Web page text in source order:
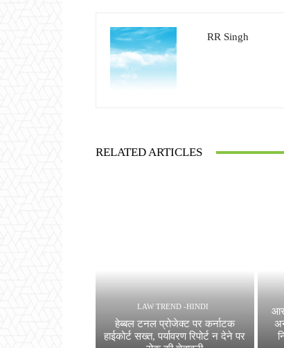
RR Singh
RELATED ARTICLES
LAW TREND -HINDI
हेब्बल टनल प्रोजेक्ट पर कर्नाटक
हाईकोर्ट सख्त, पर्यावरण रिपोर्ट न देने पर